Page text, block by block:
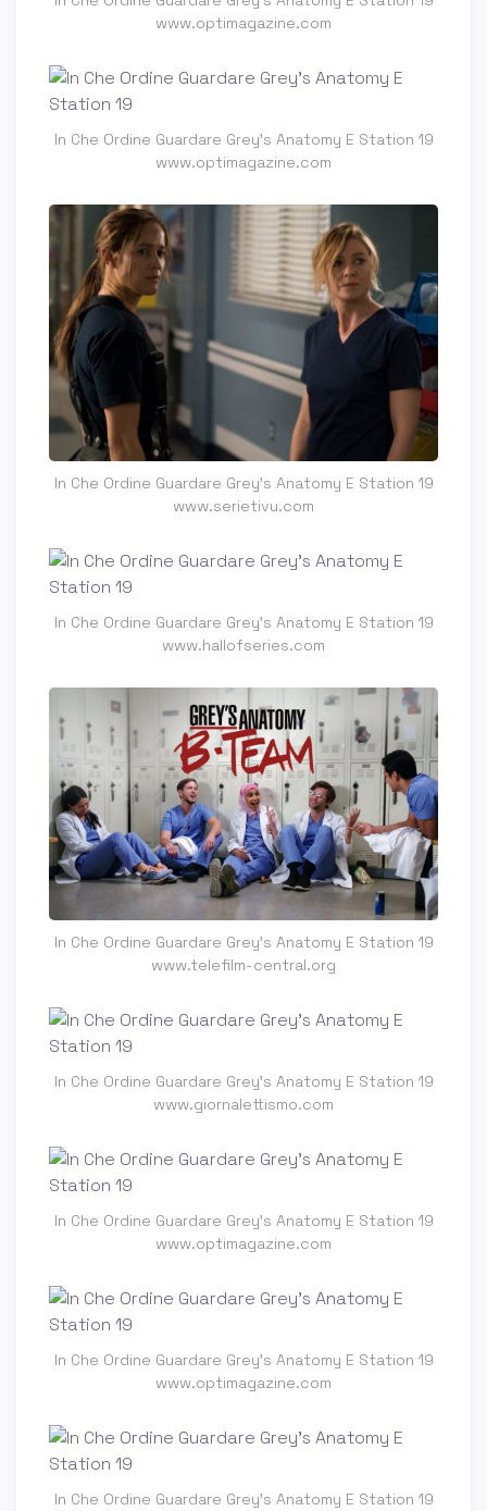
www.optimagazine.com
In Che Ordine Guardare Grey's Anatomy E Station 19
www.optimagazine.com
In Che Ordine Guardare Grey's Anatomy E Station 19
www.serietivu.com
In Che Ordine Guardare Grey's Anatomy E Station 19
www.hallofseries.com
In Che Ordine Guardare Grey's Anatomy E Station 19
www.telefilm-central.org
In Che Ordine Guardare Grey's Anatomy E Station 19
www.giornalettismo.com
In Che Ordine Guardare Grey's Anatomy E Station 19
www.optimagazine.com
In Che Ordine Guardare Grey's Anatomy E Station 19
www.optimagazine.com
In Che Ordine Guardare Grey's Anatomy E Station 19